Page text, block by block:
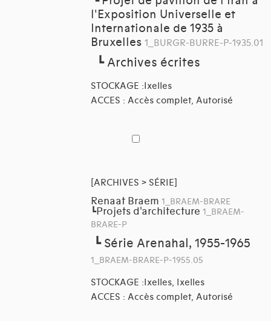
l'Exposition Universelle et
Internationale de 1935 à
Bruxelles 1_BURGR-BURRE-P-1935.01
┗Archives écrites
STOCKAGE :Ixelles
ACCES : Accès complet, Autorisé
[ARCHIVES > SÉRIE]
Renaat Braem 1_BRAEM-BRARE
┗Projets d'architecture 1_BRAEM-
BRARE-P
┗ Série Arenahal, 1955-1965
1_BRAEM-BRARE-P-1955.05
STOCKAGE :Ixelles, Ixelles
ACCES : Accès complet, Autorisé